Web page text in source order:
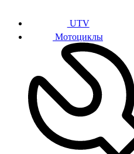
UTV
Мотоциклы